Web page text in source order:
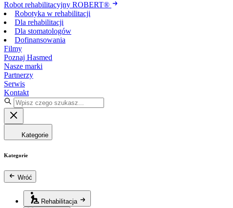
Robot rehabilitacyjny ROBERT®
Robotyka w rehabilitacji
Dla rehabilitacji
Dla stomatologów
Dofinansowania
Filmy
Poznaj Hasmed
Nasze marki
Partnerzy
Serwis
Kontakt
Kategorie
Kategorie
Wróć
Rehabilitacja